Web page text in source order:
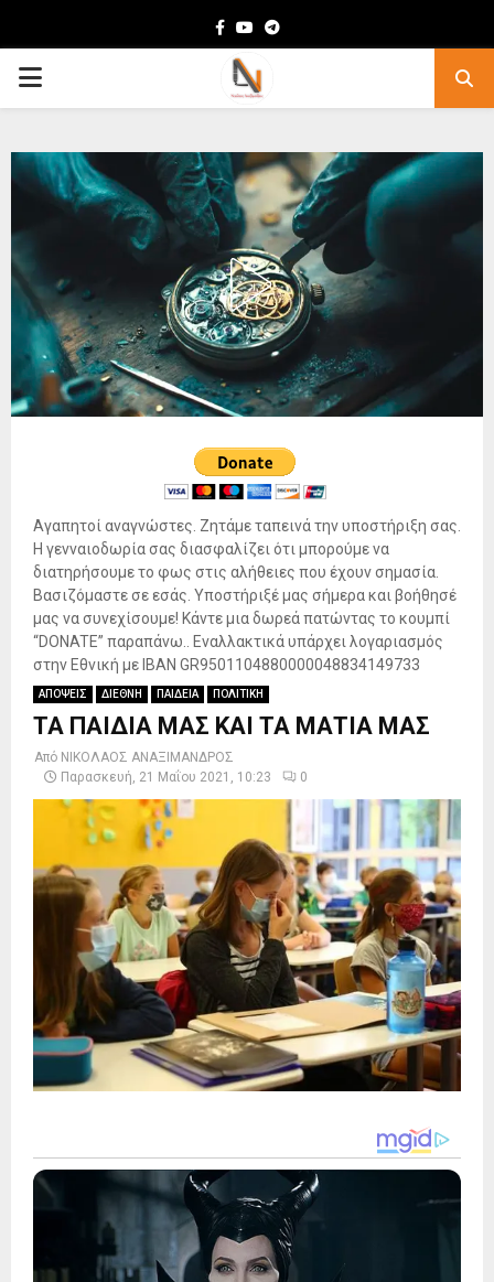
Facebook
YoutubeTelegram
PRIMARY
Αγαπητοί αναγνώστες. Ζητάμε ταπεινά την υποστήριξη σας.
Η γενναιοδωρία σας διασφαλίζει ότι μπορούμε να
διατηρήσουμε το φως στις αλήθειες που έχουν σημασία.
Βασιζόμαστε σε εσάς. Υποστήριξέ μας σήμερα και βοήθησέ
μας να συνεχίσουμε! Κάντε μια δωρεά πατώντας το κουμπί
“DONATE” παραπάνω.. Εναλλακτικά υπάρχει λογαριασμός
στην Εθνική με IBAN GR9501104880000048834149733
ΑΠΟΨΕΙΣ ΔΙΕΘΝΗ ΠΑΙΔΕΙΑ ΠΟΛΙΤΙΚΗ
ΤΑ ΠΑΙΔΙΑ ΜΑΣ ΚΑΙ ΤΑ ΜΑΤΙΑ ΜΑΣ
Από ΝΙΚΟΛΑΟΣ ΑΝΑΞΙΜΑΝΔΡΟΣ
Παρασκευή, 21 Μαΐου 2021, 10:23
0